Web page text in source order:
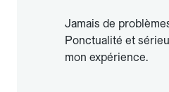
Jamais de
Ponctualité et
mon expérience.